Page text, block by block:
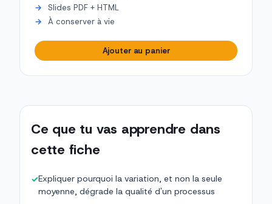
Slides PDF + HTML
À conserver à vie
Ajouter au panier
Ce que tu vas apprendre dans
cette fiche
✓Expliquer pourquoi la variation, et non la seule
moyenne, dégrade la qualité d'un processus